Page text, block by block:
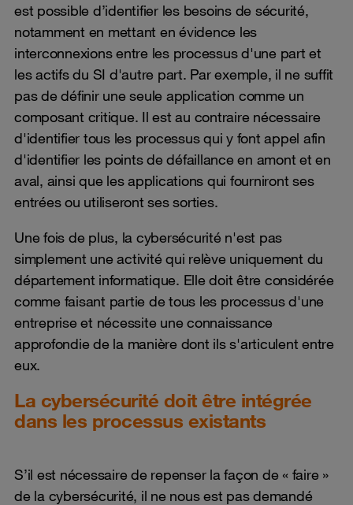
est possible d’identifier les besoins de sécurité,
notamment en mettant en évidence les
interconnexions entre les processus d'une part et
les actifs du SI d'autre part. Par exemple, il ne suffit
pas de définir une seule application comme un
composant critique. Il est au contraire nécessaire
d'identifier tous les processus qui y font appel afin
d'identifier les points de défaillance en amont et en
aval, ainsi que les applications qui fourniront ses
entrées ou utiliseront ses sorties.
Une fois de plus, la cybersécurité n'est pas
simplement une activité qui relève uniquement du
département informatique. Elle doit être considérée
comme faisant partie de tous les processus d'une
entreprise et nécessite une connaissance
approfondie de la manière dont ils s'articulent entre
eux.
La cybersécurité doit être intégrée
dans les processus existants
S’il est nécessaire de repenser la façon de « faire »
de la cybersécurité, il ne nous est pas demandé